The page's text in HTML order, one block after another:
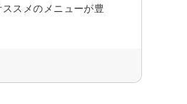
スメのメニューが豊